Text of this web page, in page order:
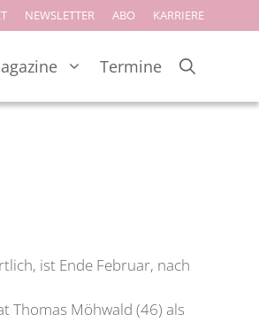
NEWSLETTER ABO KARRIERE
Termine
ist Ende Februar, nach
Thomas Möhwald (46) als